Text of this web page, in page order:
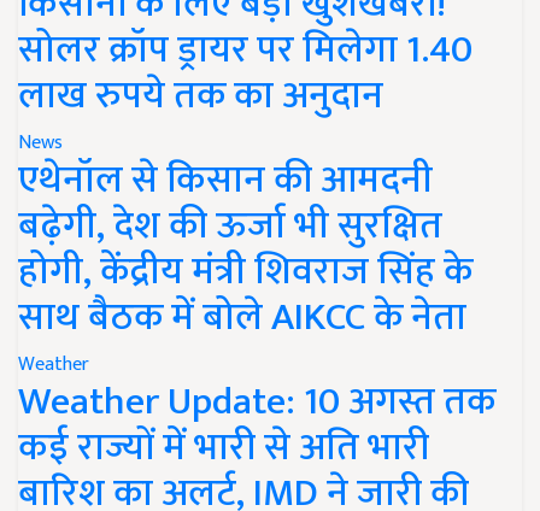
सोलर क्रॉप ड्रायर पर मिलेगा 1.40
लाख रुपये तक का अनुदान
News
एथेनॉल से किसान की आमदनी
बढ़ेगी, देश की ऊर्जा भी सुरक्षित
होगी, केंद्रीय मंत्री शिवराज सिंह के
साथ बैठक में बोले AIKCC के नेता
Weather
Weather Update: 10 अगस्त तक
कई राज्यों में भारी से अति भारी
बारिश का अलर्ट, IMD ने जारी की